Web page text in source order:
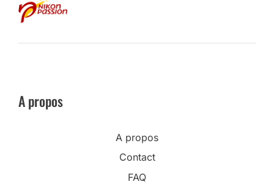
A propos
A propos
Contact
FAQ